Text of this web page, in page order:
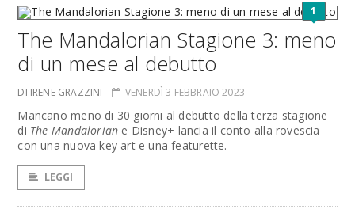
1
The Mandalorian Stagione 3: meno
di un mese al debutto
DI IRENE GRAZZINI VENERDÌ 3 FEBBRAIO 2023
Mancano meno di 30 giorni al debutto della terza stagione
di The Mandalorian e Disney+ lancia il conto alla rovescia
con una nuova key art e una featurette.
LEGGI